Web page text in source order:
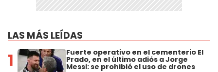
LAS MÁS LEÍDAS
1 Fuerte operativo en el cementerio El
Prado, en el último adiós a Jorge
Messi: se prohibió el uso de drones